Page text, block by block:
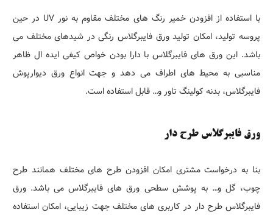
با استفاده از افزودن خمیر رنگ های مختلف مقاوم به نور UV در حین
پروسه تولید، امکان تولید ورق فایبرگلاس رنگی در شیدهای مختلف می
باشد. این ورق های فایبرگلاس با دارا بودن خواص کیفی ایده ال ظاهر
مناسبی به محیط های اطراف می دهد و جهت انواع ورق دیوارپوش
فایبرگلاس، بدنه کولینگ تاور و… قابل استفاده است.
ورق فایبرگلاس طرح دار
بنا به درخواست مشتری امکان افزودن طرح های مختلف همانند طرح
چوب، گل و… به پوشش سطحی ورق های فایبرگلاس می باشد. ورق
فایبرگلاس طرح دار در کاربری های مختلف جهت زیبایی، امکان استفاده